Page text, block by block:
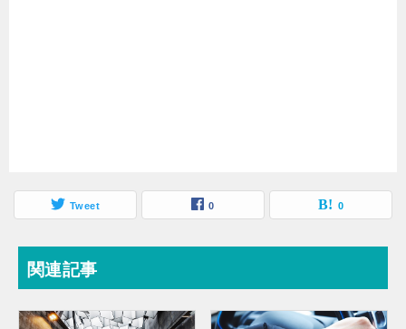
Tweet 0 0
関連記事